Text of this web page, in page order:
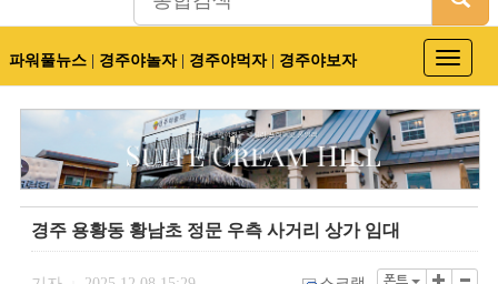
파워풀뉴스 경주야놀자| 경주야먹자| 경주야보자
Toggle
경주 용황동 황남초 정문 우측 사거리 상가 임대
폰트